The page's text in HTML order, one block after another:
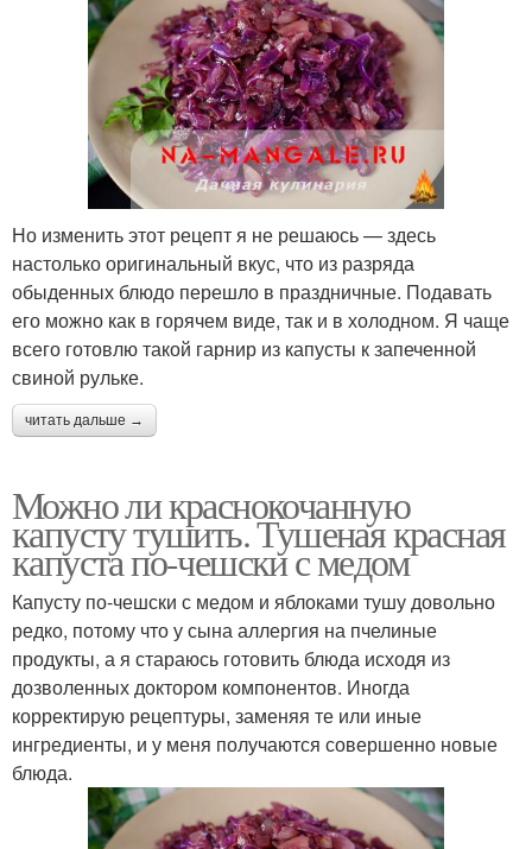
Но изменить этот рецепт я не решаюсь — здесь
настолько оригинальный вкус, что из разряда
обыденных блюдо перешло в праздничные. Подавать
его можно как в горячем виде, так и в холодном. Я чаще
всего готовлю такой гарнир из капусты к запеченной
свиной рульке.
читать дальше →
Можно ли краснокочанную
капусту тушить. Тушеная красная
капуста по-чешски с медом
Капусту по-чешски с медом и яблоками тушу довольно
редко, потому что у сына аллергия на пчелиные
продукты, а я стараюсь готовить блюда исходя из
дозволенных доктором компонентов. Иногда
корректирую рецептуры, заменяя те или иные
ингредиенты, и у меня получаются совершенно новые
блюда.